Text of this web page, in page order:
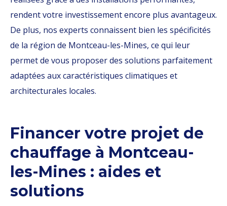
rendent votre investissement encore plus avantageux.
De plus, nos experts connaissent bien les spécificités
de la région de Montceau-les-Mines, ce qui leur
permet de vous proposer des solutions parfaitement
adaptées aux caractéristiques climatiques et
architecturales locales.
Financer votre projet de
chauffage à Montceau-
les-Mines : aides et
solutions